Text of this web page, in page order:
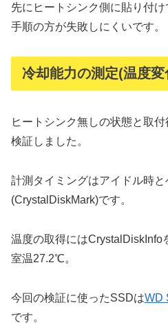
先にヒートシンク側に貼り付
手順の方が失敗しにくいです。
冷却能力の測定(温度変
ヒートシンク無しの状態と取
検証しました。
計測タイミングはアイドル時
(CrystalDiskMark)です。
温度の取得にはCrystalDiskInfo
室温27.2℃。
今回の検証に使ったSSDはWD
です。